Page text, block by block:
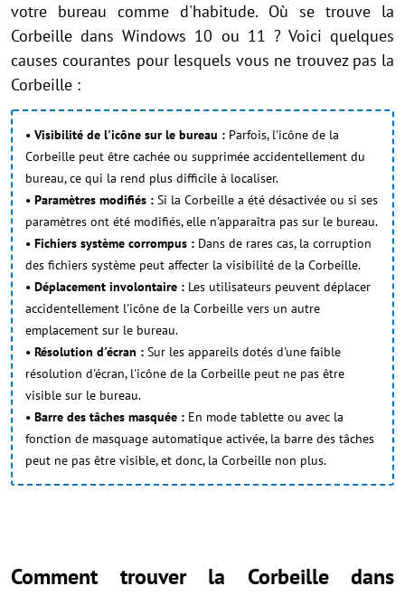
votre bureau comme d'habitude. Où se trouve la
Corbeille dans Windows 10 ou 11 ? Voici quelques
causes courantes pour lesquels vous ne trouvez pas la
Corbeille :
• Visibilité de l'icône sur le bureau : Parfois, l'icône de la
Corbeille peut être cachée ou supprimée accidentellement du
bureau, ce qui la rend plus difficile à localiser.
• Paramètres modifiés : Si la Corbeille a été désactivée ou si ses
paramètres ont été modifiés, elle n'apparaîtra pas sur le bureau.
• Fichiers système corrompus : Dans de rares cas, la corruption
des fichiers système peut affecter la visibilité de la Corbeille.
• Déplacement involontaire : Les utilisateurs peuvent déplacer
accidentellement l'icône de la Corbeille vers un autre
emplacement sur le bureau.
• Résolution d'écran : Sur les appareils dotés d'une faible
résolution d'écran, l'icône de la Corbeille peut ne pas être
visible sur le bureau.
• Barre des tâches masquée : En mode tablette ou avec la
fonction de masquage automatique activée, la barre des tâches
peut ne pas être visible, et donc, la Corbeille non plus.
Comment trouver la Corbeille dans